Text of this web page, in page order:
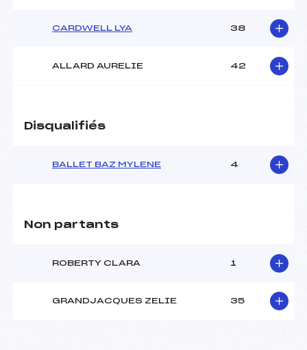
CARDWELL LYA 38
ALLARD AURELIE 42
Disqualifiés
BALLET BAZ MYLENE 4
Non partants
ROBERTY CLARA 1
GRANDJACQUES ZELIE 35